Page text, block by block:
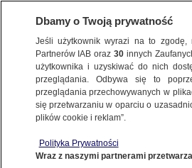
METEO
NAJNOWSZE
ciemne chmury. Opalą
Dbamy o Twoją prywatność
Jeśli użytkownik wyrazi na to
Partnerów IAB oraz30 innych
użytkownika i uzyskiwać do nich
przeglądania. Odbywa się to
przeglądania przechowywanych w
się przetwarzaniu w oparciu o
plików cookie i reklam”.
Polityka Prywatności
Wraz z naszymi partnerami